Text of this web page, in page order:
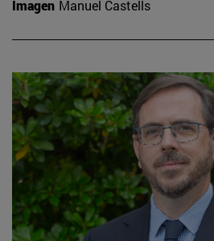
Imagen Manuel Castells